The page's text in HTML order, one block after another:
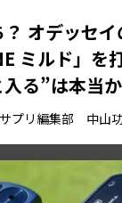
オデッセ
ミルド」を
る”は本当
プリ編集部 中山